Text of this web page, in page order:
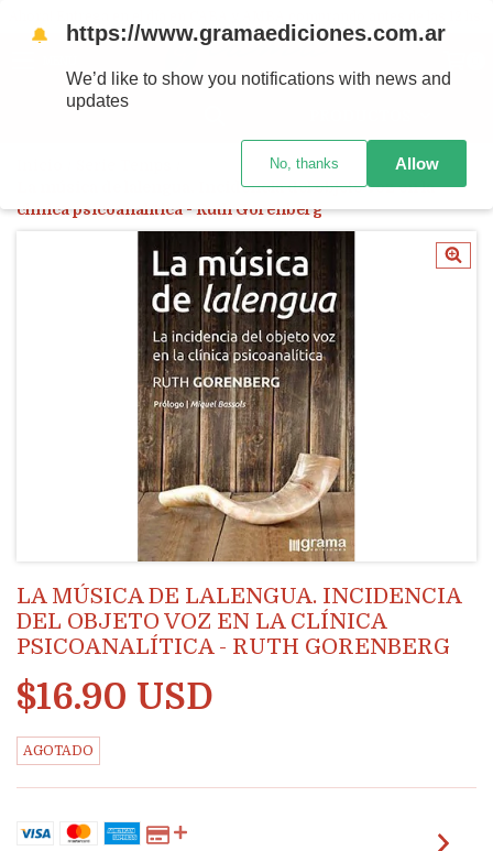
La música de lalengua. Incidencia del objeto voz en la
clínica psicoanalítica - Ruth Gorenberg
LA MÚSICA DE LALENGUA. INCIDENCIA
DEL OBJETO VOZ EN LA CLÍNICA
PSICOANALÍTICA - RUTH GORENBERG
$16.90 USD
AGOTADO
🔔 https://www.gramaediciones.com.ar
We’d like to show you notifications with news and
updates
No, thanks Allow